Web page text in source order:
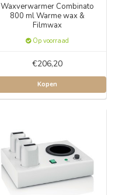
Waxverwarmer Combinato
800 ml Warme wax &
Filmwax
Op voorraad
€206,20
Kopen